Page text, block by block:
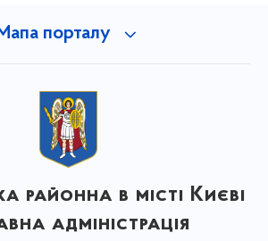
порталу
районна в місті Києві
адміністрація